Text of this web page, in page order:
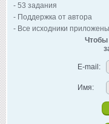
- 53 задания
- Поддержка от автора
- Все исходники приложены
Чтобы
E-mail:
Имя: